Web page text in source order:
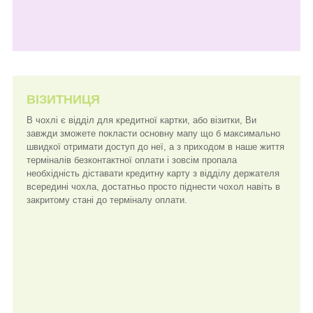
ВІЗИТНИЦЯ
В чохлі є відділ для кредитної картки, або візитки, Ви
завжди зможете покласти основну мапу що б максимально
швидкої отримати доступ до неї, а з приходом в наше життя
терміналів безконтактної оплати і зовсім пропала
необхідність діставати кредитну карту з відділу держателя
всередині чохла, достатньо просто піднести чохол навіть в
закритому стані до терміналу оплати.